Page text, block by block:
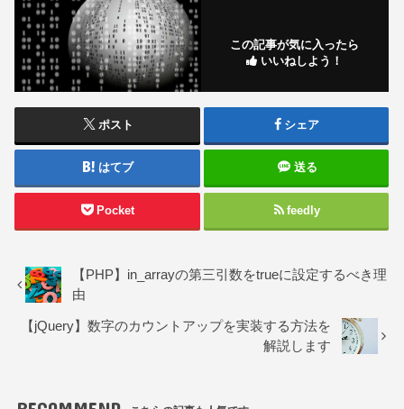
この記事が気に入ったら
いいねしよう！
ポスト シェア
はてブ 送る
Pocket feedly
【PHP】in_arrayの第三引数をtrueに設定するべき理
由
【jQuery】数字のカウントアップを実装する方法を
解説します